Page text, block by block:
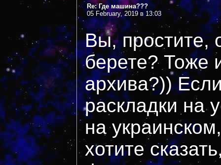
Re: Где машина???
05 February, 2019 в 13:03
Вы, простите,
берете? Тоже
архива?))
раскладки на
на
хотите